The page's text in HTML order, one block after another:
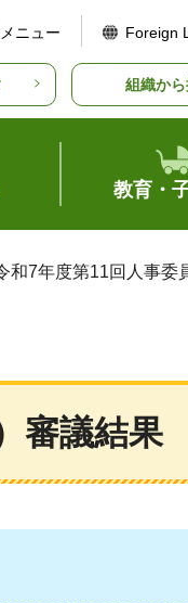
ニュー Foreign
組織か
教育・
和7年度第11回人事委
審議結果